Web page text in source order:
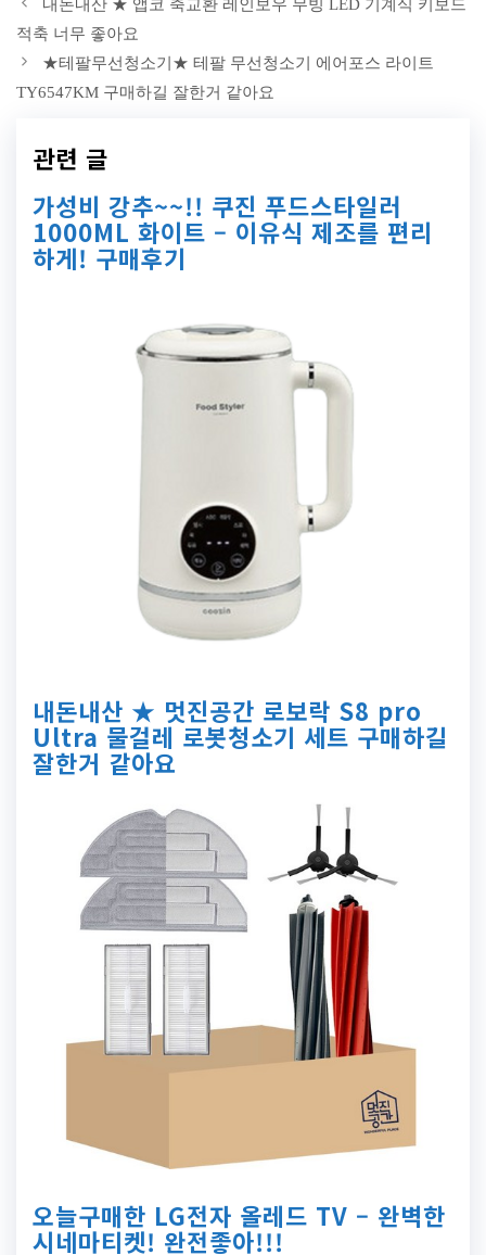
내돈내산 ★ 앱코 축교환 레인보우 무빙 LED 기계식 키보드
적축 너무 좋아요
★테팔무선청소기★ 테팔 무선청소기 에어포스 라이트
TY6547KM 구매하길 잘한거 같아요
관련 글
가성비 강추~~!! 쿠진 푸드스타일러
1000ML 화이트 – 이유식 제조를 편리
하게! 구매후기
내돈내산 ★ 멋진공간 로보락 S8 pro
Ultra 물걸레 로봇청소기 세트 구매하길
잘한거 같아요
오늘구매한 LG전자 올레드 TV – 완벽한
시네마티켓! 완전좋아!!!